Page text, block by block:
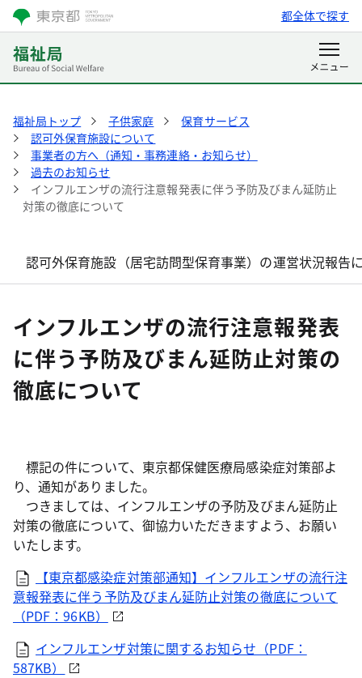
都全体で探す
福祉局トップ 子供家庭
保育サービス
認可外保育施設について
事業者の方へ（通知・事務連絡・お知らせ）
過去のお知らせ
インフルエンザの流行注意報発表に伴う予防及びまん延防止
対策の徹底について
認可外保育施設（居宅訪問型保育事業）の運営状況報告
インフルエンザの流行注意報発表
に伴う予防及びまん延防止対策の
徹底について
標記の件について、東京都保健医療局感染症対策部よ
り、通知がありました。
つきましては、インフルエンザの予防及びまん延防止
対策の徹底について、御協力いただきますよう、お願い
いたします。
【東京都感染症対策部通知】インフルエンザの流行注
意報発表に伴う予防及びまん延防止対策の徹底について
（PDF：96KB）
インフルエンザ対策に関するお知らせ（PDF：
587KB）